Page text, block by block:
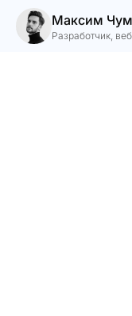
Максим
Разработчик,
Креативные
Разработчик,
уникальные